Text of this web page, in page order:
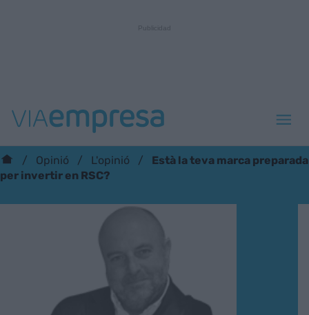
Opinió L'opinió
Està la teva marca preparada
per invertir en RSC?